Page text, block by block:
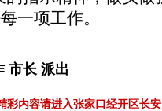
一项工作。
市长 派出
彩内容请进入张家口经开区长